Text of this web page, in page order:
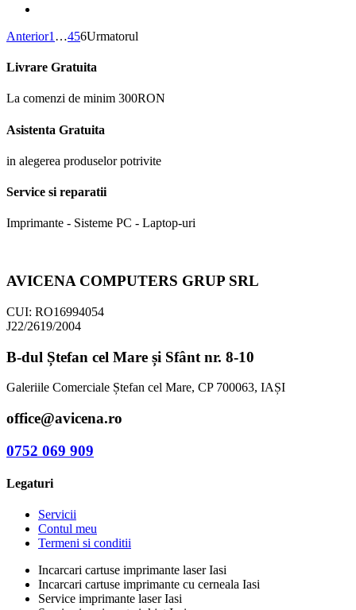
Anterior1 …456Urmatorul
Livrare Gratuita
La comenzi de minim 300RON
Asistenta Gratuita
in alegerea produselor potrivite
Service si reparatii
Imprimante - Sisteme PC - Laptop-uri
AVICENA COMPUTERS GRUP SRL
CUI: RO16994054
J22/2619/2004
B-dul Ștefan cel Mare și Sfânt nr. 8-10
Galeriile Comerciale Ștefan cel Mare, CP 700063, IAȘI
office@avicena.ro
0752 069 909
Legaturi
Servicii
Contul meu
Termeni si conditii
Incarcari cartuse imprimante laser Iasi
Incarcari cartuse imprimante cu cerneala Iasi
Service imprimante laser Iasi